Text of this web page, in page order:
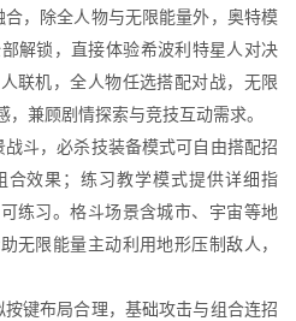
，除全人物与无限能量外，奥特模
解锁，直接体验希波利特星人对决
联机，全人物任选搭配对战，无限
兼顾剧情探索与竞技互动需求。
斗，必杀技装备模式可自由搭配招
效果；练习教学模式提供详细指
练习。格斗场景含城市、宇宙等地
无限能量主动利用地形压制敌人，
键布局合理，基础攻击与组合连招